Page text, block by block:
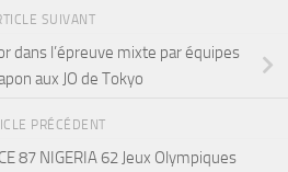
SUIVANT
dans l’épreuve mixte par équipes
aux JO de Tokyo
PRÉCÉDENT
87 NIGERIA 62 Jeux Olympiques